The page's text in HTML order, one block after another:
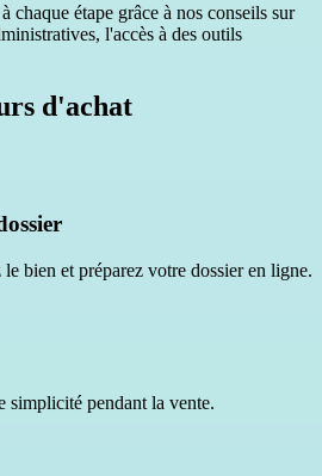
chaque étape grâce à nos conseils sur
l'accès à des outils
d'achat
bien et préparez votre dossier en ligne.
simplicité pendant la vente.